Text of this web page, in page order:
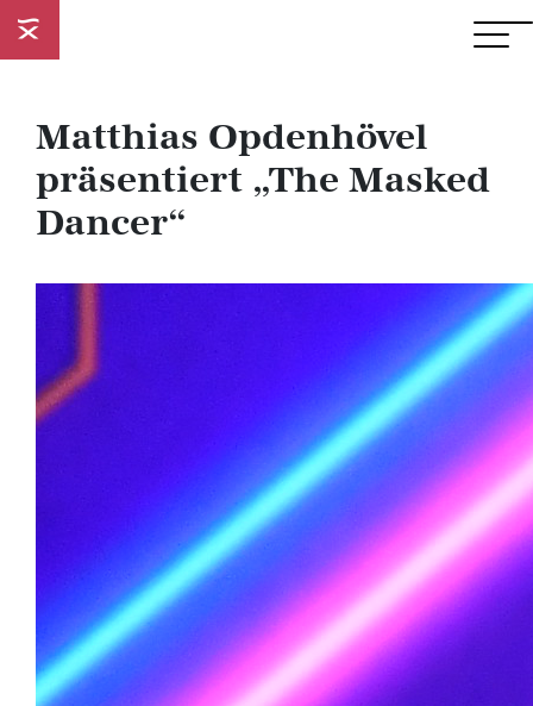
Matthias Opdenhövel
präsentiert „The Masked
Dancer“